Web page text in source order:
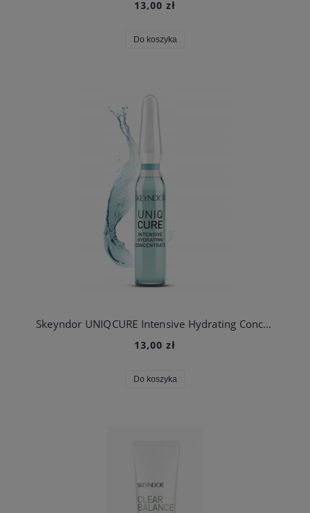
13,00 zł
Do koszyka
Skeyndor UNIQCURE Intensive Hydrating Concentrate - ampułka 1 szt.
13,00 zł
Do koszyka